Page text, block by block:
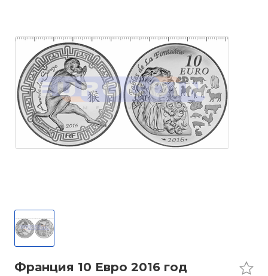
Франция 10 Евро 2016 год